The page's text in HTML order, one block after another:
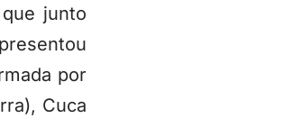
junto
por
Cuca